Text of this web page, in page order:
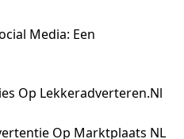
Media: Een
Op Lekkeradverteren.nl
Op Marktplaats NL